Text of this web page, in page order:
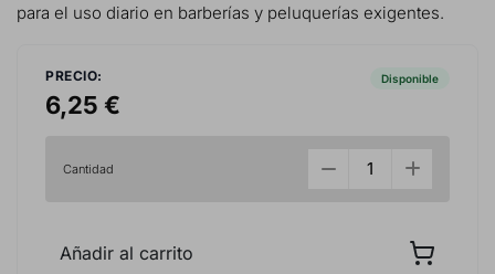
para el uso diario en barberías y peluquerías exigentes.
PRECIO:
6,25 €
Disponible
Cantidad
Añadir al carrito